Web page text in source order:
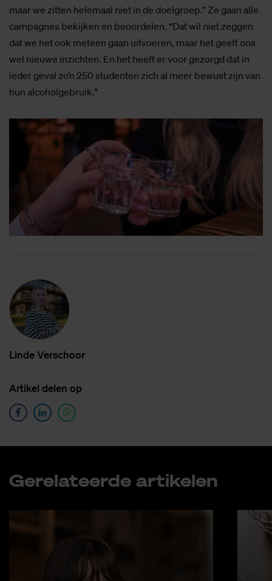
maar we zitten helemaal niet in de doelgroep.” Ze gaan alle
campagnes bekijken en beoordelen. “Dat wil niet zeggen
dat we het ook meteen gaan uitvoeren, maar het geeft ons
wel nieuwe inzichten. En het heeft er voor gezorgd dat in
ieder geval zo’n 250 studenten zich al meer bewust zijn van
hun alcoholgebruik.”
Lin­de Ver­schoor
Ar­ti­kel de­len op
Ge­re­la­teer­de ar­ti­ke­len